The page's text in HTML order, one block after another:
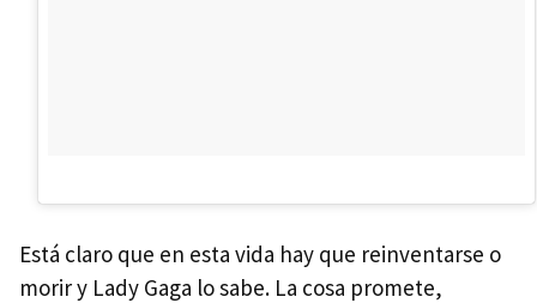
Está claro que en esta vida hay que reinventarse o
morir y Lady Gaga lo sabe. La cosa promete,